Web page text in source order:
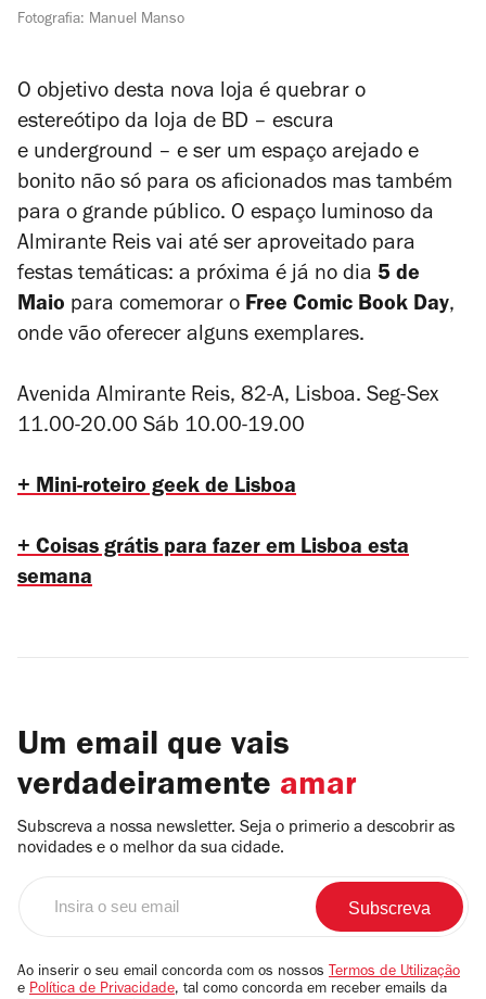
Fotografia: Manuel Manso
O objetivo desta nova loja é quebrar o
estereótipo da loja de BD – escura
e underground – e ser um espaço arejado e
bonito não só para os aficionados mas também
para o grande público. O espaço luminoso da
Almirante Reis vai até ser aproveitado para
festas temáticas: a próxima é já no dia 5 de
Maio para comemorar o Free Comic Book Day,
onde vão oferecer alguns exemplares.
Avenida Almirante Reis, 82-A, Lisboa. Seg-Sex
11.00-20.00 Sáb 10.00-19.00
+Mini-roteiro geek de Lisboa
+Coisas grátis para fazer em Lisboa esta
semana
Um email que vais
verdadeiramente amar
Subscreva a nossa newsletter. Seja o primerio a descobrir as
novidades e o melhor da sua cidade.
email
Ao inserir o seu email concorda com os nossos Termos de Utilização
e Política de Privacidade, tal como concorda em receber emails da